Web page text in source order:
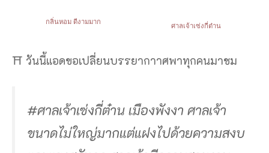
กลิ่นหอม ดีงามมาก ศาลเจ้าเซ่งกี่ต๋าน
⛩ วันนี้แอดขอเปลี่ยนบรรยากาาศพาทุกคนมาชม
#ศาลเจ้าเซ่งกี่ต๋าน เมืองพังงา ศาลเจ้า
ขนาดไม่ใหญ่มากแต่แฝงไปด้วยความสงบ